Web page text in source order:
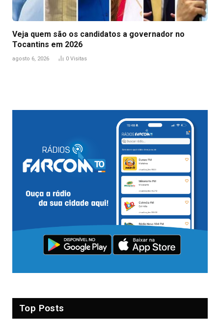
Veja quem são os candidatos a governador no
Tocantins em 2026
agosto 6, 2026 0 Visitas
Top Posts